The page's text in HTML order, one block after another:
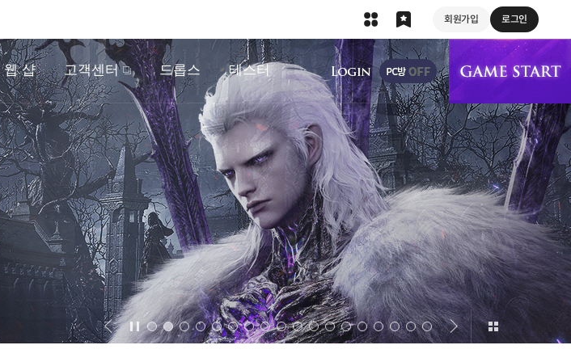
회원가입 로그인
웹 샵 고객센터 드롭스 테스터
상단 메뉴